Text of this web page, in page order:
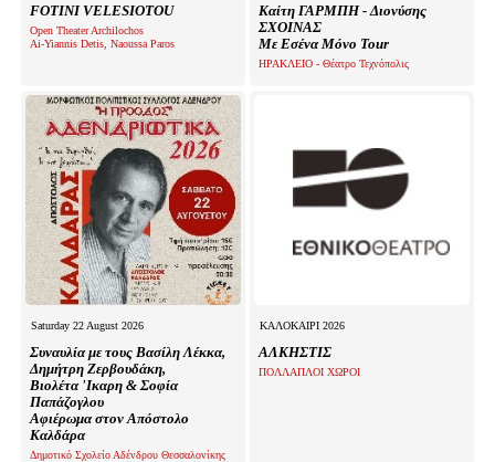
FOTINI VELESIOTOU
Open Theater Archilochos
Ai-Yiannis Detis, Naoussa Paros
Καίτη ΓΑΡΜΠΗ - Διονύσης
ΣΧΟΙΝΑΣ
Με Εσένα Μόνο Tour
ΗΡΑΚΛΕΙΟ - Θέατρο Τεχνόπολις
Saturday 22 August 2026
Συναυλία με τους Βασίλη Λέκκα,
Δημήτρη Ζερβουδάκη,
Βιολέτα 'Ικαρη & Σοφία
Παπάζογλου
Αφιέρωμα στον Απόστολο
Καλδάρα
Δημοτικό Σχολείο Αδένδρου Θεσσαλονίκης
ΚΑΛΟΚΑΙΡΙ 2026
ΑΛΚΗΣΤΙΣ
ΠΟΛΛΑΠΛΟΙ ΧΩΡΟΙ